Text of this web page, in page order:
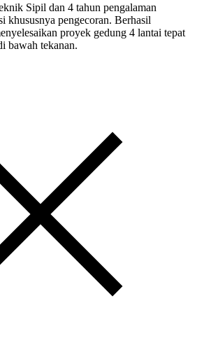
Sipil dan 4 tahun pengalaman
khususnya pengecoran. Berhasil
proyek gedung 4 lantai tepat
bawah tekanan.